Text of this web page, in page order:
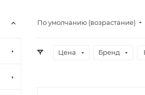
По умолчанию (возрастание)
Цена Бренд